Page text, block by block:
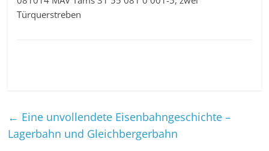
Türquerstreben
← Eine unvollendete Eisenbahngeschichte –
Lagerbahn und Gleichbergerbahn